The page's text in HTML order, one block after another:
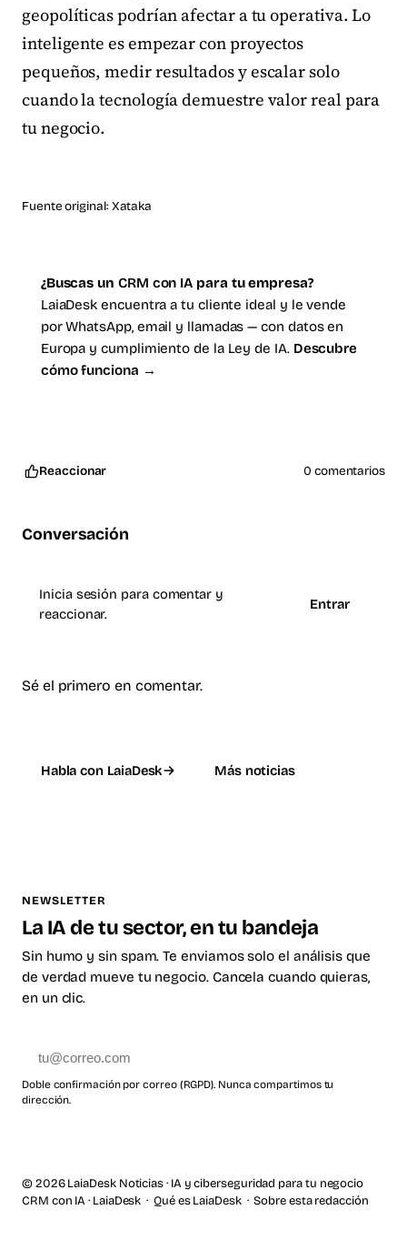
geopolíticas podrían afectar a tu operativa. Lo
inteligente es empezar con proyectos
pequeños, medir resultados y escalar solo
cuando la tecnología demuestre valor real para
tu negocio.
Fuente original: Xataka
¿Buscas un CRM con IA para tu empresa?
LaiaDesk encuentra a tu cliente ideal y le vende
por WhatsApp, email y llamadas — con datos en
Europa y cumplimiento de la Ley de IA. Descubre
cómo funciona →
Reaccionar 0 comentarios
Conversación
Inicia sesión para comentar y
reaccionar.
Entrar
Sé el primero en comentar.
Habla con LaiaDesk Más noticias
NEWSLETTER
La IA de tu sector, en tu bandeja
Sin humo y sin spam. Te enviamos solo el análisis que
de verdad mueve tu negocio. Cancela cuando quieras,
en un clic.
Doble confirmación por correo (RGPD). Nunca compartimos tu
dirección.
© 2026 LaiaDesk Noticias · IA y ciberseguridad para tu negocio
CRM con IA · LaiaDesk · Qué es LaiaDesk·Sobre esta redacción